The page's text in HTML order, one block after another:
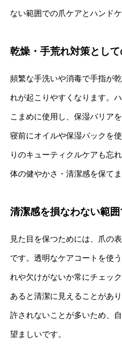
ない範囲での爪ケアとハンド
乾燥・手荒れ対策とし
頻繁な手洗いや消毒で手指が
れが起こりやすくなります。
こまめに使用し、保湿バリア
寝前にオイルや保湿パックを
りのキューティクルケアも忘
体の健やかさ・清潔感を保てま
清潔感を損なわない範
見た目を保つためには、爪の
です。透明なケアコートを使
れや欠けがないか常にチェッ
あると清潔に見えることがあ
許されないことが多いため、
望ましいです。